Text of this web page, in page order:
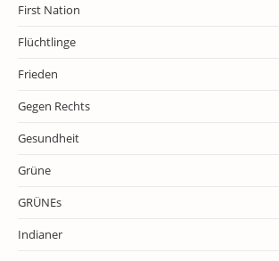
First Nation
Flüchtlinge
Frieden
Gegen Rechts
Gesundheit
Grüne
GRÜNEs
Indianer